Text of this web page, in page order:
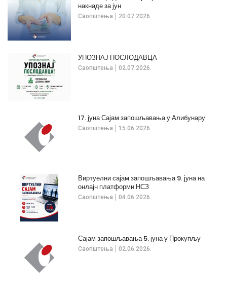
Саопштења 20.07.2026.
накнаде за јун
Саопштења 02.07.2026.
УПОЗНАЈ ПОСЛОДАВЦА
Саопштења 15.06.2026.
17. јуна Сајам запошљавања у Алибунару
Саопштења 04.06.2026.
Виртуелни сајам запошљавања 9. јуна на
онлајн платформи НСЗ
Саопштења 02.06.2026.
Сајам запошљавања 5. јуна у Прокупљу